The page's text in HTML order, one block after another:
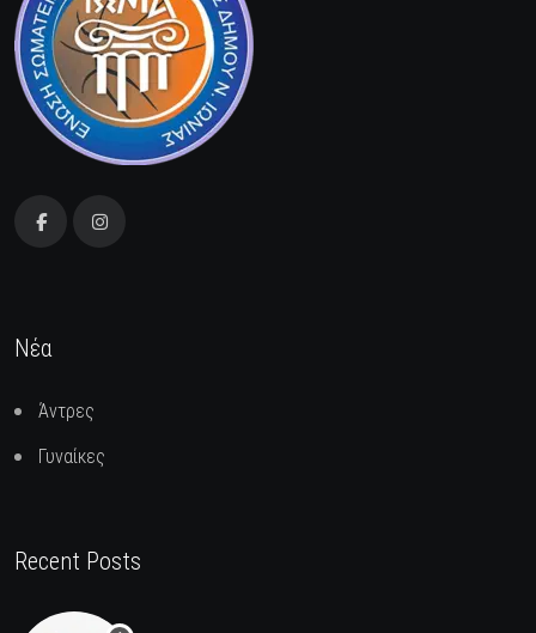
Νέα
Άντρες
Γυναίκες
Recent Posts